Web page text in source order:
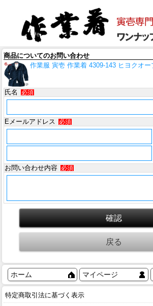
商品についてのお問い合わせ
作業服 寅壱 作業着 4309-143 ヒヨクオ
氏名 必須
Eメールアドレス 必須
お問い合わせ内容
必須
ホーム マイページ
特定商取引法に基づく表示